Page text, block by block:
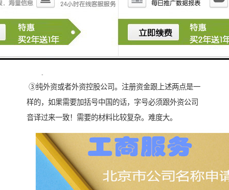
上。没有其他需要的条件！对！没有其他的条件！比如
小红科技有限公司
②纯内资无行政区域无行业特点的公司，比如小红有限
公司，注册资金1亿以上。经营范围需要夸国民经济行业
③纯外资或者外资控股公司。注册资金跟上述两点是一
样的，如果需要加括号中国的话，字号必须跟外资公司
音译过来一致！需要的材料比较复杂。难度大。